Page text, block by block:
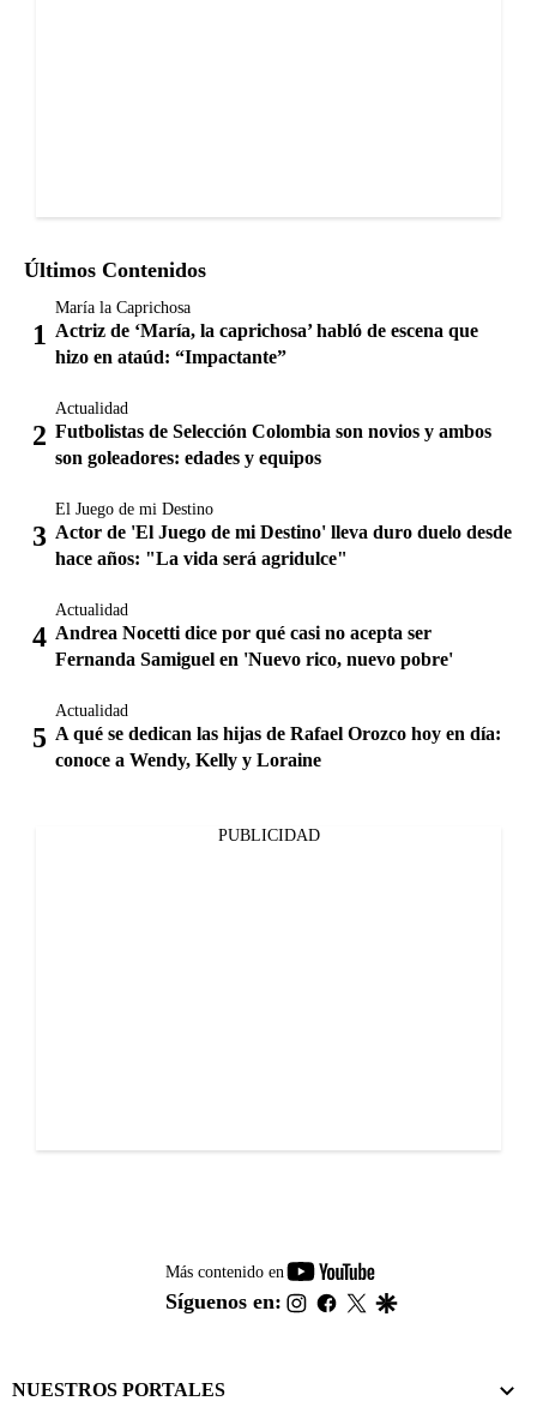
Últimos Contenidos
María la Caprichosa
Actriz de ‘María, la caprichosa’ habló de escena que
hizo en ataúd: “Impactante”
Actualidad
Futbolistas de Selección Colombia son novios y ambos
son goleadores: edades y equipos
El Juego de mi Destino
Actor de 'El Juego de mi Destino' lleva duro duelo desde
hace años: "La vida será agridulce"
Actualidad
Andrea Nocetti dice por qué casi no acepta ser
Fernanda Samiguel en 'Nuevo rico, nuevo pobre'
Actualidad
A qué se dedican las hijas de Rafael Orozco hoy en día:
conoce a Wendy, Kelly y Loraine
PUBLICIDAD
Más contenido en
youtube-
footer
Síguenos en: instagram
facebook
twitter
NUESTROS PORTALES